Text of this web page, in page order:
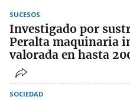
SUCESOS
Investigado por
Peralta maquinaria
valorada en hasta
SOCIEDAD